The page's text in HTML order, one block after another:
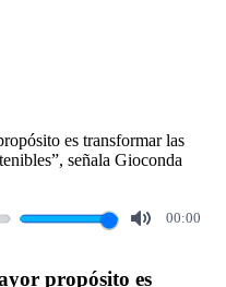
00:00
propósito es